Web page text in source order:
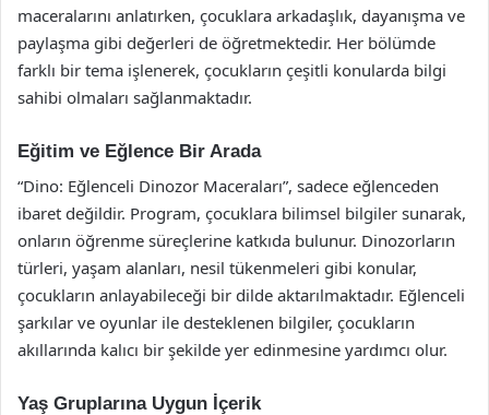
maceralarını anlatırken, çocuklara arkadaşlık, dayanışma ve
paylaşma gibi değerleri de öğretmektedir. Her bölümde
farklı bir tema işlenerek, çocukların çeşitli konularda bilgi
sahibi olmaları sağlanmaktadır.
Eğitim ve Eğlence Bir Arada
“Dino: Eğlenceli Dinozor Maceraları”, sadece eğlenceden
ibaret değildir. Program, çocuklara bilimsel bilgiler sunarak,
onların öğrenme süreçlerine katkıda bulunur. Dinozorların
türleri, yaşam alanları, nesil tükenmeleri gibi konular,
çocukların anlayabileceği bir dilde aktarılmaktadır. Eğlenceli
şarkılar ve oyunlar ile desteklenen bilgiler, çocukların
akıllarında kalıcı bir şekilde yer edinmesine yardımcı olur.
Yaş Gruplarına Uygun İçerik